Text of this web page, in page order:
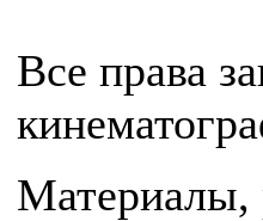
Все права
Материалы,